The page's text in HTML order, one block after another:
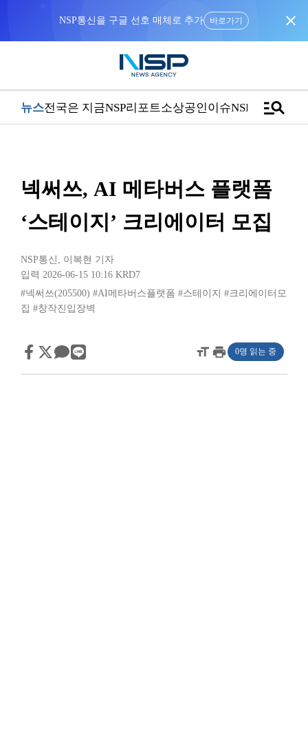
NSP통신을 구글 선호 매체로 추가 바로가기 close
뉴스전국은 지금NSP리포트소상공인이슈NSPTVmanage_search
넥써쓰, AI 메타버스 플랫폼
‘스테이지’ 크리에이터 모집
NSP통신 , 이복현 기자
입력 2026-06-15 10:16 KRD7
#넥써쓰(205500) #AI메타버스플랫폼 #스테이지 #크리에이터모
집 #창작진입장벽
format_sizeprint 0명 읽는 중